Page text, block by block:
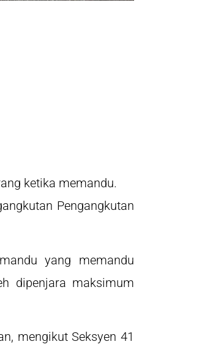
ketika memandu.
Pengangkutan
yang memandu
dipenjara maksimum
mengikut Seksyen 41